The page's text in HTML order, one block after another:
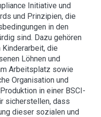
Initiative und
und Prinzipien, die
in den
sind. Dazu gehören
die
Löhnen und
Arbeitsplatz sowie
Organisation und
in einer BSCI-
sicherstellen, dass
dieser sozialen und